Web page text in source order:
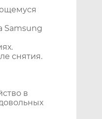
Samsung
снятия.
в